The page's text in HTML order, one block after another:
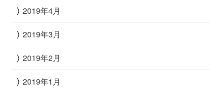
2019年4月
2019年3月
2019年2月
2019年1月